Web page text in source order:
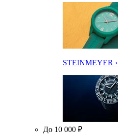
STEINMEYER ›
До 10 000 ₽